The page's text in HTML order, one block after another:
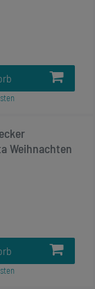
Weihnachten